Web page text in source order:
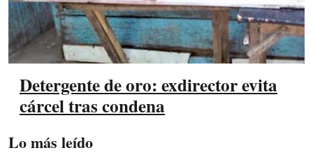
Detergente de oro: exdirector evita
cárcel tras condena
Lo más leído